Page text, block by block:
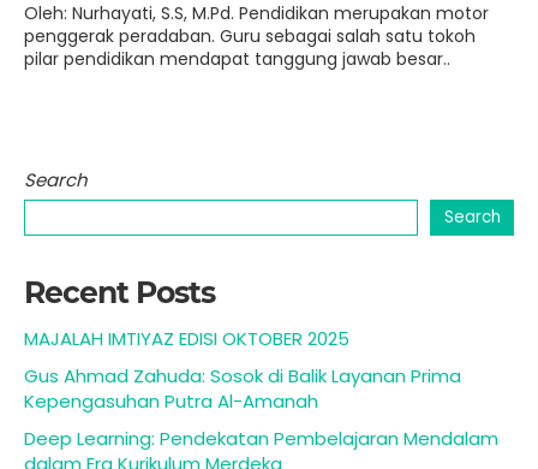
Oleh: Nurhayati, S.S, M.Pd. Pendidikan merupakan motor
penggerak peradaban. Guru sebagai salah satu tokoh
pilar pendidikan mendapat tanggung jawab besar..
Search
Search
Recent Posts
MAJALAH IMTIYAZ EDISI OKTOBER 2025
Gus Ahmad Zahuda: Sosok di Balik Layanan Prima
Kepengasuhan Putra Al-Amanah
Deep Learning: Pendekatan Pembelajaran Mendalam
dalam Era Kurikulum Merdeka